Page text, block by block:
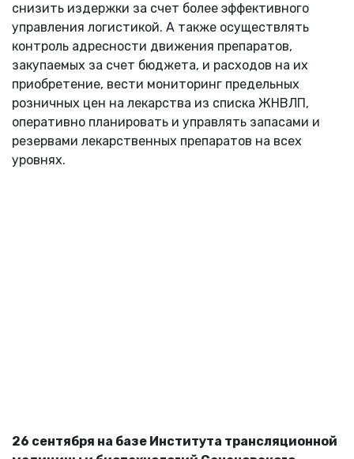
снизить издержки за счет более эффективного
управления логистикой. А также осуществлять
контроль адресности движения препаратов,
закупаемых за счет бюджета, и расходов на их
приобретение, вести мониторинг предельных
розничных цен на лекарства из списка ЖНВЛП,
оперативно планировать и управлять запасами и
резервами лекарственных препаратов на всех
уровнях.
26 сентября на базе Института трансляционной